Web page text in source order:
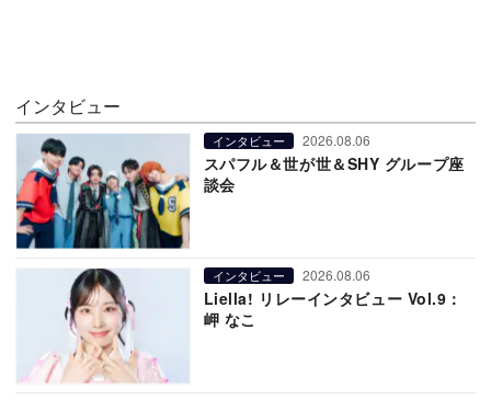
インタビュー
インタビュー 2026.08.06
スパフル＆世が世＆SHY グループ座
談会
インタビュー 2026.08.06
Liella! リレーインタビュー Vol.9：
岬 なこ